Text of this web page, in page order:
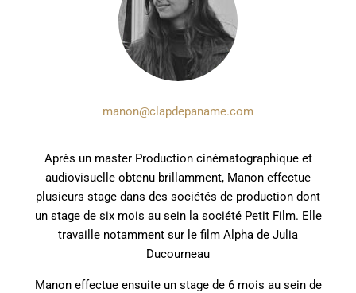
manon@clapdepaname.com
Après un master Production cinématographique et
audiovisuelle obtenu brillamment, Manon effectue
plusieurs stage dans des sociétés de production dont
un stage de six mois au sein la société Petit Film. Elle
travaille notamment sur le film Alpha de Julia
Ducourneau
Manon effectue ensuite un stage de 6 mois au sein de